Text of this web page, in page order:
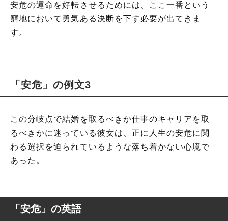
安危の運命を好転させるためには、ここ一番という
窮地において勇気ある決断を下す必要が出てきま
す。
「安危」の例文3
この分岐点で結婚を取るべきか仕事のキャリアを取
るべきかに迷っている彼女は、正に人生の安危に関
わる選択を迫られているような落ち着かない心境で
あった。
「安危」の英語